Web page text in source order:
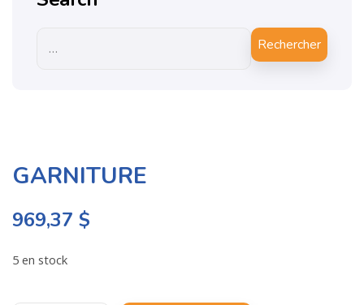
GARNITURE
969,37 $
5 en stock
Rechercher